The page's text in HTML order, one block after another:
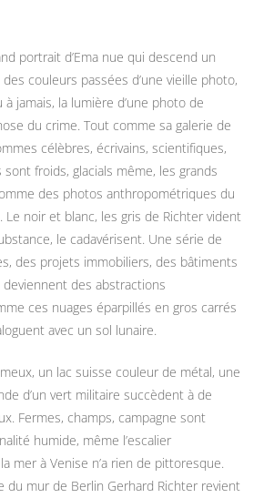
portrait d’Ema nue qui descend un
couleurs passées d’une vieille photo,
à jamais, la lumière d’une photo de
du crime. Tout comme sa galerie de
célèbres, écrivains, scientifiques,
froids, glacials même, les grands
des photos anthropométriques du
Le noir et blanc, les gris de Richter vident
le cadavérisent. Une série de
des projets immobiliers, des bâtiments
des abstractions
ces nuages éparpillés en gros carrés
avec un sol lunaire.
un lac suisse couleur de métal, une
d’un vert militaire succèdent à de
Fermes, champs, campagne sont
humide, même l’escalier
mer à Venise n’a rien de pittoresque.
du mur de Berlin Gerhard Richter revient